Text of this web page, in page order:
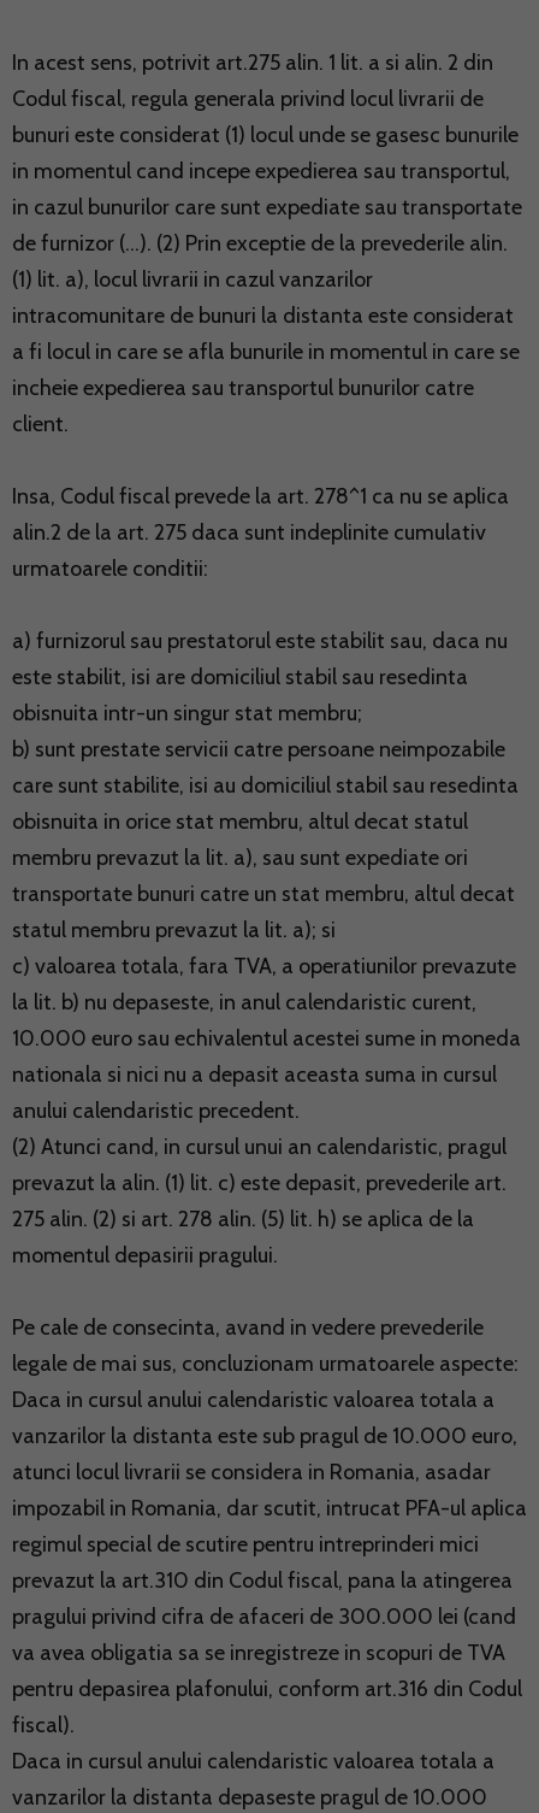
In acest sens, potrivit art.275 alin. 1 lit. a si alin. 2 din
Codul fiscal, regula generala privind locul livrarii de
bunuri este considerat (1) locul unde se gasesc bunurile
in momentul cand incepe expedierea sau transportul,
in cazul bunurilor care sunt expediate sau transportate
de furnizor (…). (2) Prin exceptie de la prevederile alin.
(1) lit. a), locul livrarii in cazul vanzarilor
intracomunitare de bunuri la distanta este considerat
a fi locul in care se afla bunurile in momentul in care se
incheie expedierea sau transportul bunurilor catre
client.
Insa, Codul fiscal prevede la art. 278^1 ca nu se aplica
alin.2 de la art. 275 daca sunt indeplinite cumulativ
urmatoarele conditii:
a) furnizorul sau prestatorul este stabilit sau, daca nu
este stabilit, isi are domiciliul stabil sau resedinta
obisnuita intr-un singur stat membru;
b) sunt prestate servicii catre persoane neimpozabile
care sunt stabilite, isi au domiciliul stabil sau resedinta
obisnuita in orice stat membru, altul decat statul
membru prevazut la lit. a), sau sunt expediate ori
transportate bunuri catre un stat membru, altul decat
statul membru prevazut la lit. a); si
c) valoarea totala, fara TVA, a operatiunilor prevazute
la lit. b) nu depaseste, in anul calendaristic curent,
10.000 euro sau echivalentul acestei sume in moneda
nationala si nici nu a depasit aceasta suma in cursul
anului calendaristic precedent.
(2) Atunci cand, in cursul unui an calendaristic, pragul
prevazut la alin. (1) lit. c) este depasit, prevederile art.
275 alin. (2) si art. 278 alin. (5) lit. h) se aplica de la
momentul depasirii pragului.
Pe cale de consecinta, avand in vedere prevederile
legale de mai sus, concluzionam urmatoarele aspecte:
Daca in cursul anului calendaristic valoarea totala a
vanzarilor la distanta este sub pragul de 10.000 euro,
atunci locul livrarii se considera in Romania, asadar
impozabil in Romania, dar scutit, intrucat PFA-ul aplica
regimul special de scutire pentru intreprinderi mici
prevazut la art.310 din Codul fiscal, pana la atingerea
pragului privind cifra de afaceri de 300.000 lei (cand
va avea obligatia sa se inregistreze in scopuri de TVA
pentru depasirea plafonului, conform art.316 din Codul
fiscal).
Daca in cursul anului calendaristic valoarea totala a
vanzarilor la distanta depaseste pragul de 10.000